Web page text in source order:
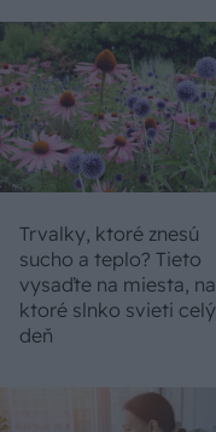
Trvalky, ktoré znesú
sucho a teplo? Tieto
vysaďte na miesta, na
ktoré slnko svieti celý
deň